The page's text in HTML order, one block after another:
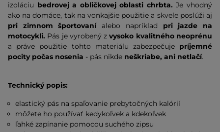
izoláciu bedrovej a obličkovej oblasti chrbta. Je vhodný
ako na domáce, tak na vonkajšie použitie a skvele poslúži aj
pri zimnom športovaníalebo napríklad pri jazde na
motocykli. Pás je vyrobený zvysoko kvalitného neoprénu
a práve použitie tohto materiálu zabezpečuje príjemné
pocity počas nosenia - pás nikde neškriabe, ani netlačí.
Technický popis:
elastický pás na spaľovanie prebytočných kalórií
môžete ho používať kedykoľvek a kdekoľvek
ľahké zapínanie pomocou suchého zipsu